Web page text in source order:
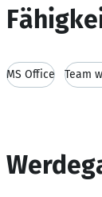
MS Office Team